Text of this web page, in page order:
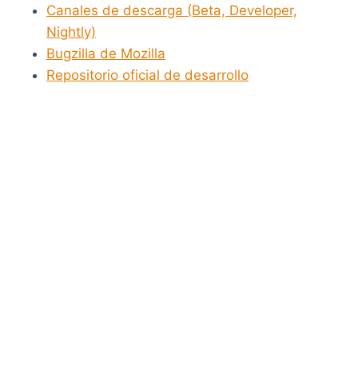
Canales de descarga (Beta, Developer,
Nightly)
Bugzilla de Mozilla
Repositorio oficial de desarrollo